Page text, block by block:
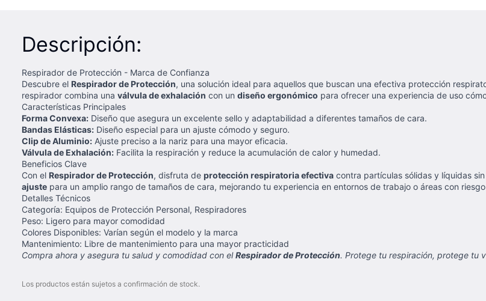
Descripción:
Respirador de Protección - Marca de Confianza
Descubre el Respirador de Protección, una solución ideal para aquellos que buscan una efectiva protección
respirador combina una válvula de exhalación con un diseño ergonómico para ofrecer una experiencia de uso
Características Principales
Forma Convexa: Diseño que asegura un excelente sello y adaptabilidad a diferentes tamaños de cara.
Bandas Elásticas: Diseño especial para un ajuste cómodo y seguro.
Clip de Aluminio: Ajuste preciso a la nariz para una mayor eficacia.
Válvula de Exhalación: Facilita la respiración y reduce la acumulación de calor y humedad.
Beneficios Clave
Con el Respirador de Protección, disfruta de protección respiratoria efectiva contra partículas sólidas y líquidas
ajuste para un amplio rango de tamaños de cara, mejorando tu experiencia en entornos de trabajo o áreas con
Detalles Técnicos
Categoría: Equipos de Protección Personal, Respiradores
Peso: Ligero para mayor comodidad
Colores Disponibles: Varían según el modelo y la marca
Mantenimiento: Libre de mantenimiento para una mayor practicidad
Compra ahora y asegura tu salud y comodidad con elRespirador de Protección. Protege tu respiración, protege tu
Los productos están sujetos a confirmación de stock.